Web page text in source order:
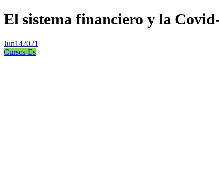
El sistema financiero y la
Jun142021
Cursos-Es